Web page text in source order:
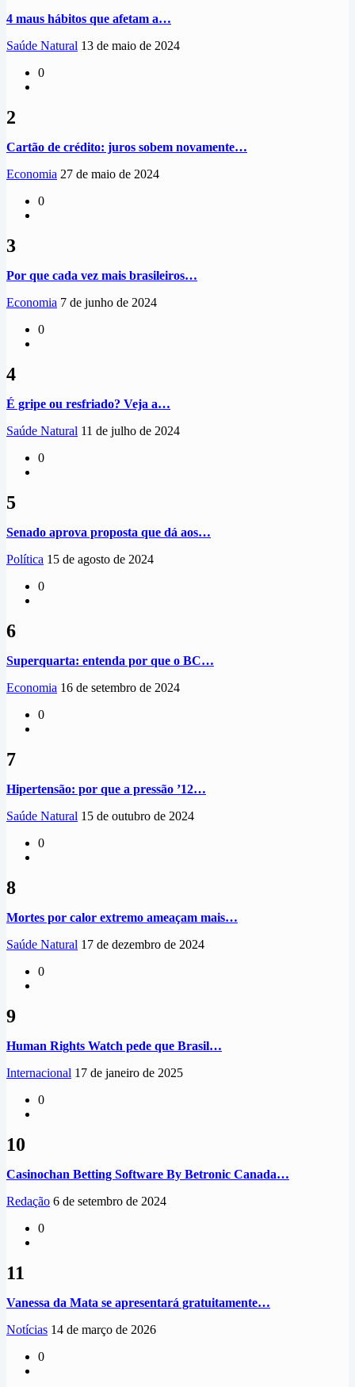
4 maus hábitos que afetam a…
Saúde Natural 13 de maio de 2024
0
2
Cartão de crédito: juros sobem novamente…
Economia 27 de maio de 2024
0
3
Por que cada vez mais brasileiros…
Economia 7 de junho de 2024
0
4
É gripe ou resfriado? Veja a…
Saúde Natural 11 de julho de 2024
0
5
Senado aprova proposta que dá aos…
Política 15 de agosto de 2024
0
6
Superquarta: entenda por que o BC…
Economia 16 de setembro de 2024
0
7
Hipertensão: por que a pressão ’12…
Saúde Natural 15 de outubro de 2024
0
8
Mortes por calor extremo ameaçam mais…
Saúde Natural 17 de dezembro de 2024
0
9
Human Rights Watch pede que Brasil…
Internacional 17 de janeiro de 2025
0
10
Casinochan Betting Software By Betronic Canada…
Redação 6 de setembro de 2024
0
11
Vanessa da Mata se apresentará gratuitamente…
Notícias 14 de março de 2026
0